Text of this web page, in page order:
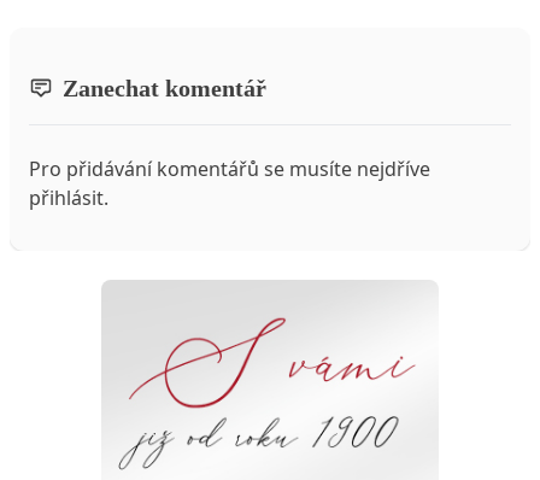
Zanechat komentář
Pro přidávání komentářů se musíte nejdříve
přihlásit.